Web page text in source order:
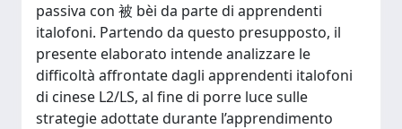
passiva con 被 bèi da parte di apprendenti
italofoni. Partendo da questo presupposto, il
presente elaborato intende analizzare le
difficoltà affrontate dagli apprendenti italofoni
di cinese L2/LS, al fine di porre luce sulle
strategie adottate durante l’apprendimento